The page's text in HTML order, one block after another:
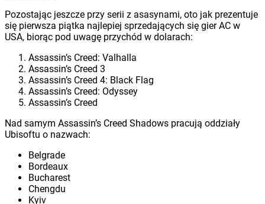
Pozostając jeszcze przy serii z asasynami, oto jak prezentuje
się pierwsza piątka najlepiej sprzedających się gier AC w
USA, biorąc pod uwagę przychód w dolarach:
Assassin’s Creed: Valhalla
Assassin’s Creed 3
Assassin’s Creed 4: Black Flag
Assassin’s Creed: Odyssey
Assassin’s Creed
Nad samym Assassin’s Creed Shadows pracują oddziały
Ubisoftu o nazwach:
Belgrade
Bordeaux
Bucharest
Chengdu
Kyiv